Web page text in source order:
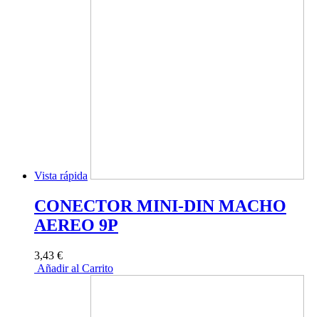
Vista rápida
CONECTOR MINI-DIN MACHO
AEREO 9P
3,43 €
Añadir al Carrito